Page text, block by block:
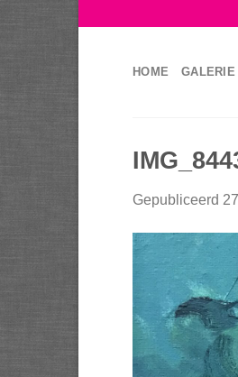
HOME GALERIE
Gepubliceerd